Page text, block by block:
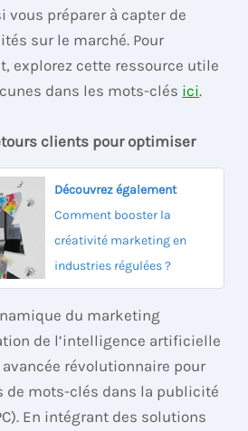
vous préparer à capter de
sur le marché. Pour
explorez cette ressource utile
dans les mots-clés ici.
clients pour optimiser
Découvrez également
Comment booster la
créativité marketing en
industries régulées ?
du marketing
de l’intelligence artificielle
révolutionnaire pour
de mots-clés dans la publicité
En intégrant des solutions